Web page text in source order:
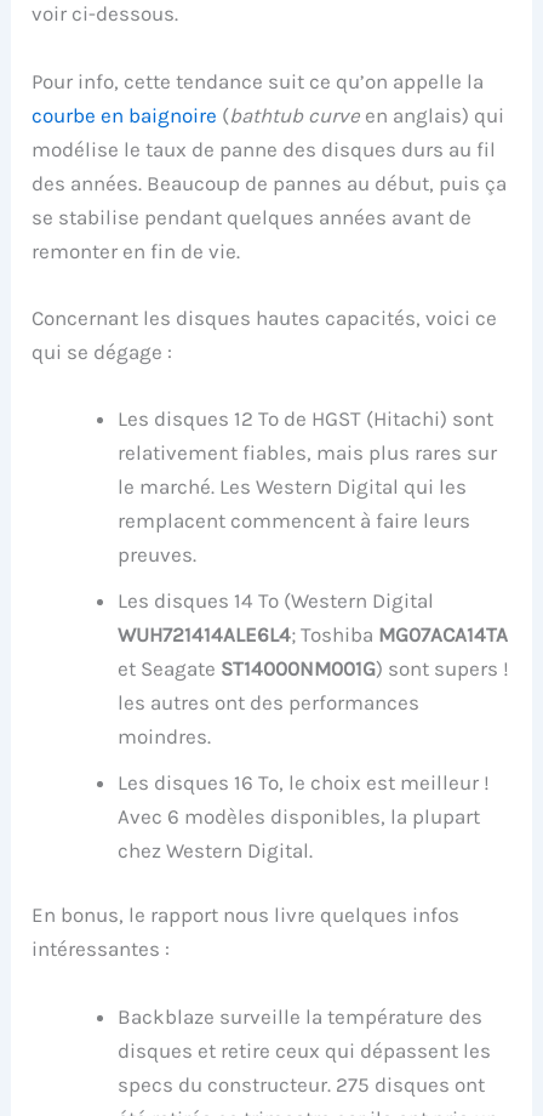
voir ci-dessous.
Pour info, cette tendance suit ce qu’on appelle la
courbe en baignoire (bathtub curve en anglais) qui
modélise le taux de panne des disques durs au fil
des années. Beaucoup de pannes au début, puis ça
se stabilise pendant quelques années avant de
remonter en fin de vie.
Concernant les disques hautes capacités, voici ce
qui se dégage :
Les disques 12 To de HGST (Hitachi) sont
relativement fiables, mais plus rares sur
le marché. Les Western Digital qui les
remplacent commencent à faire leurs
preuves.
Les disques 14 To (Western Digital
WUH721414ALE6L4; Toshiba MG07ACA14TA
et Seagate ST14000NM001G) sont supers !
les autres ont des performances
moindres.
Les disques 16 To, le choix est meilleur !
Avec 6 modèles disponibles, la plupart
chez Western Digital.
En bonus, le rapport nous livre quelques infos
intéressantes :
Backblaze surveille la température des
disques et retire ceux qui dépassent les
specs du constructeur. 275 disques ont